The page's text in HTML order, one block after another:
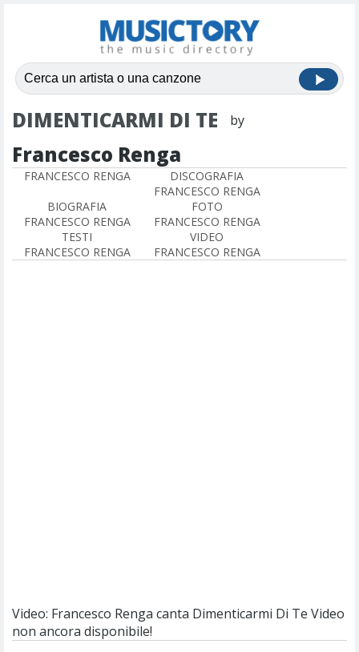
DIMENTICARMI DI TE by
Francesco Renga
FRANCESCO RENGA
DISCOGRAFIA
FRANCESCO RENGA
BIOGRAFIA
FRANCESCO RENGA
FOTO
FRANCESCO RENGA
TESTI
FRANCESCO RENGA
VIDEO
FRANCESCO RENGA
Video: Francesco Renga canta Dimenticarmi Di Te Video
non ancora disponibile!